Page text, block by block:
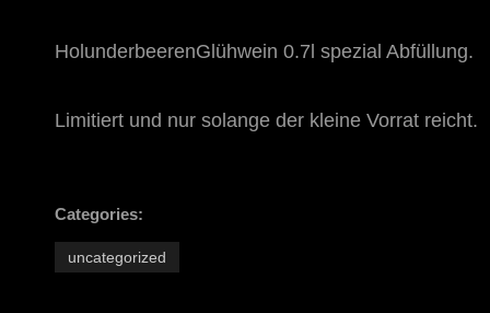
HolunderbeerenGlühwein 0.7l spezial Abfüllung.
Limitiert und nur solange der kleine Vorrat reicht.
Categories:
uncategorized